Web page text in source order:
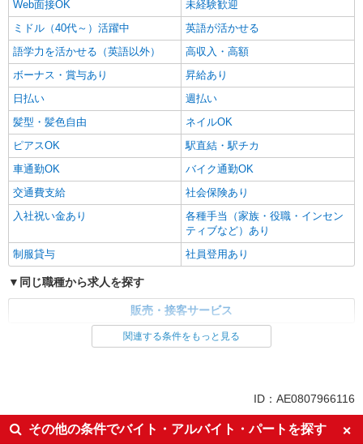
Web面接OK
未経験歓迎
ミドル（40代～）活躍中
英語が活かせる
語学力を活かせる（英語以外）
高収入・高額
ボーナス・賞与あり
昇給あり
日払い
週払い
髪型・髪色自由
ネイルOK
ピアスOK
駅直結・駅チカ
車通勤OK
バイク通勤OK
交通費支給
社会保険あり
入社祝い金あり
各種手当（家族・役職・インセン
ティブなど）あり
制服貸与
社員登用あり
同じ職種から求人を探す
販売・接客サービス
同じ特徴から求人を探す
日払い
車通勤OK
交通費支給
社会保険あり
関連する条件をもっと見る
ID：AE0807966116
その他の条件でバイト・アルバイト・パートを探す